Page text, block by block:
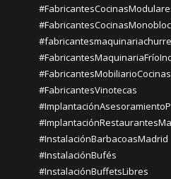
#FabricantesVinotecas
#InstalaciónBarbacoasMadrid
#InstalaciónBufés
#InstalaciónBuffetsLibres